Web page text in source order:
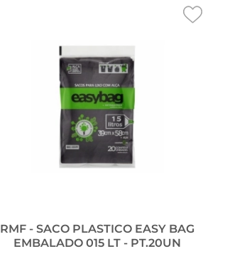
RMF - SACO PLASTICO EASY BAG
EMBALADO 015 LT - PT.20UN